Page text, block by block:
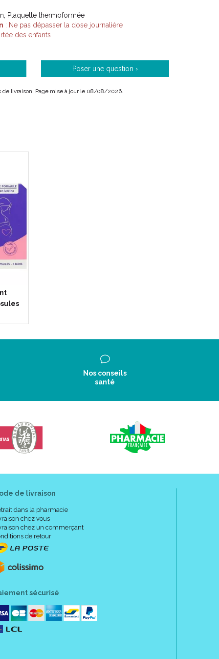
Plaquette thermoformée
: Ne pas dépasser la dose journalière
des enfants
Poser une question ›
de livraison. Page mise à jour le 08/08/2026.
Nos conseils
santé
de livraison
dans la pharmacie
chez vous
chez un commerçant
de retour
sécurisé